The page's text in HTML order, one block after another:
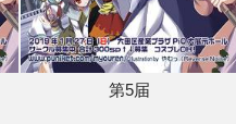
第5届